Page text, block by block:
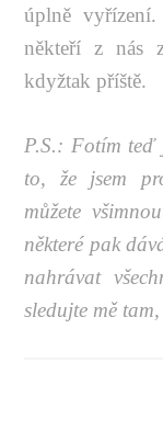
úplně
někteří z nás
kdyžtak příště.
P.S.: Fotím teď
to, že jsem
můžete
některé pak
nahrávat
sledujte mě